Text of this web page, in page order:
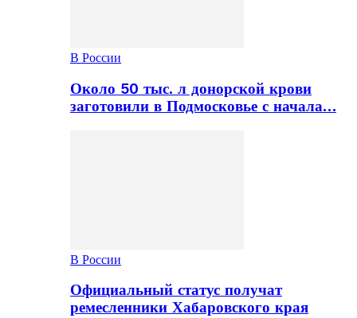
В России
Около 50 тыс. л донорской крови
заготовили в Подмосковье с начала…
В России
Официальный статус получат
ремесленники Хабаровского края